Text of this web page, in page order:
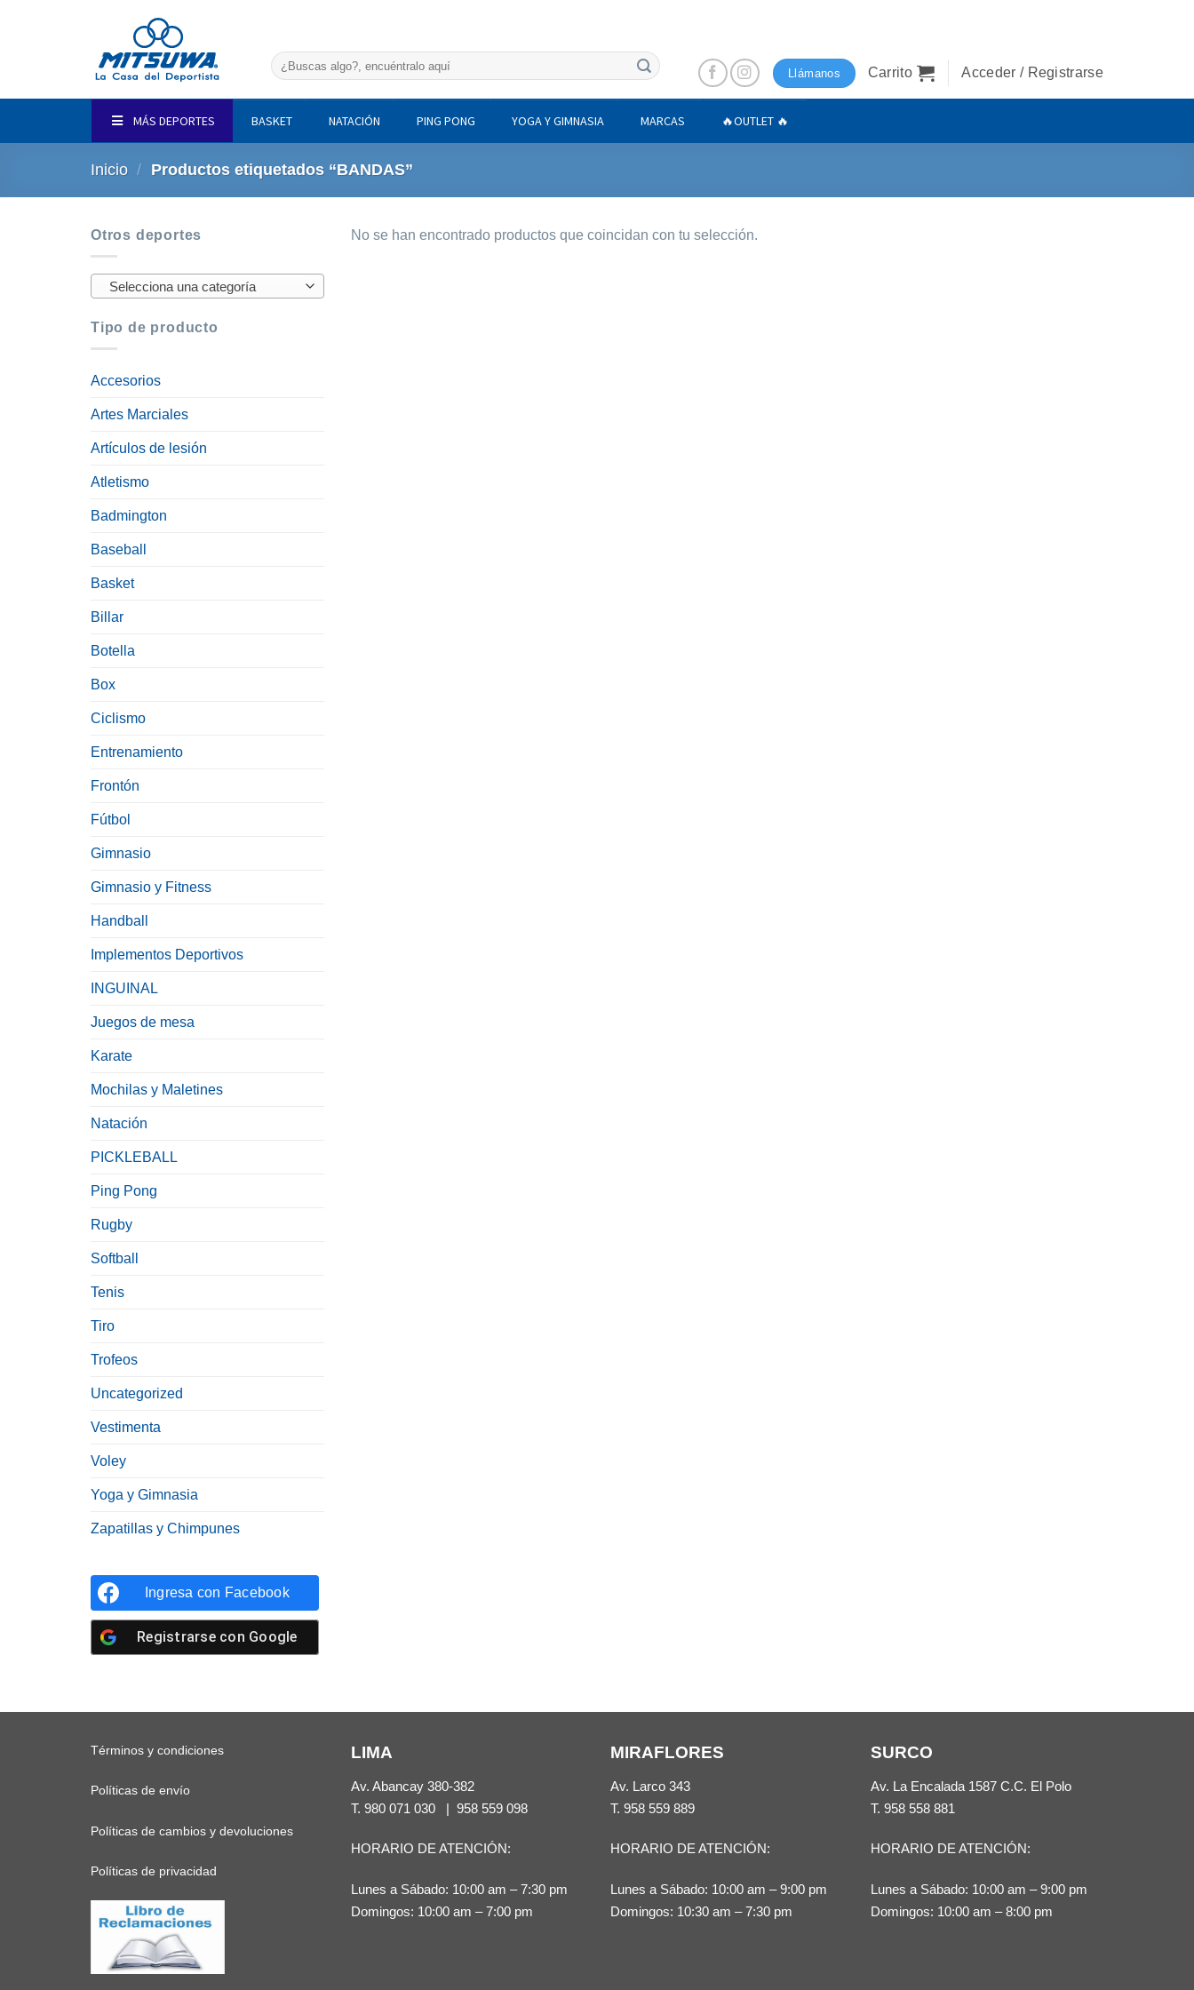
Buscar
por:
Llámanos Carrito Acceder / Registrarse
MÁS DEPORTES BASKET NATACIÓN PING PONG YOGA Y GIMNASIA MARCAS 🔥OUTLET 🔥
Inicio / Productos etiquetados “BANDAS”
Otros deportes
Selecciona una categoría
Tipo de producto
Accesorios
Artes Marciales
Artículos de lesión
Atletismo
Badmington
Baseball
Basket
Billar
Botella
Box
Ciclismo
Entrenamiento
Frontón
Fútbol
Gimnasio
Gimnasio y Fitness
Handball
Implementos Deportivos
INGUINAL
Juegos de mesa
Karate
Mochilas y Maletines
Natación
PICKLEBALL
Ping Pong
Rugby
Softball
Tenis
Tiro
Trofeos
Uncategorized
Vestimenta
Voley
Yoga y Gimnasia
Zapatillas y Chimpunes
Ingresa con Facebook
Registrarse con Google
No se han encontrado productos que coincidan con tu selección.
Términos y condiciones
Políticas de envío
Políticas de cambios y devoluciones
Políticas de privacidad
LIMA
Av. Abancay 380-382
T. 980 071 030| 958 559 098
HORARIO DE ATENCIÓN:
Lunes a Sábado: 10:00 am – 7:30 pm
Domingos: 10:00 am – 7:00 pm
MIRAFLORES
Av. Larco 343
T. 958 559 889
HORARIO DE ATENCIÓN:
Lunes a Sábado: 10:00 am – 9:00 pm
Domingos: 10:30 am – 7:30 pm
SURCO
Av. La Encalada 1587 C.C. El Polo
T. 958 558 881
HORARIO DE ATENCIÓN:
Lunes a Sábado: 10:00 am – 9:00 pm
Domingos: 10:00 am – 8:00 pm